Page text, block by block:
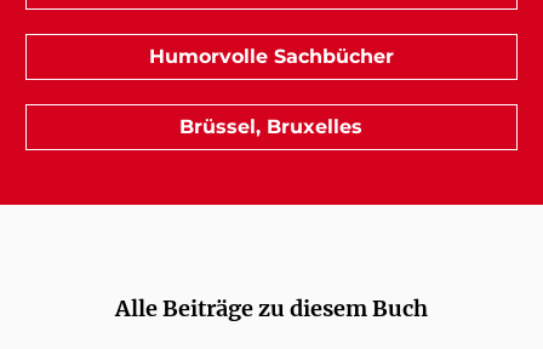
Humorvolle Sachbücher
Brüssel, Bruxelles
Alle Beiträge zu diesem Buch